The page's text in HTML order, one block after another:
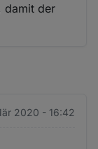
damit der
2020 - 16:42